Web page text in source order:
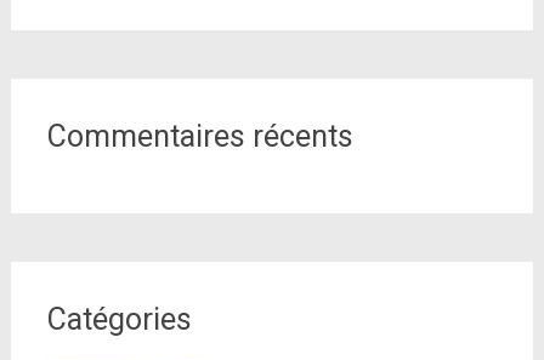
Commentaires récents
Catégories